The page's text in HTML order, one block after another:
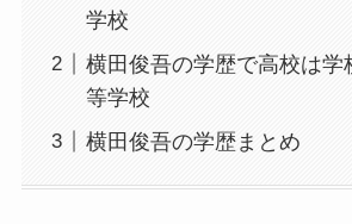
学校
横田俊吾の学歴で高校は学
等学校
横田俊吾の学歴まとめ